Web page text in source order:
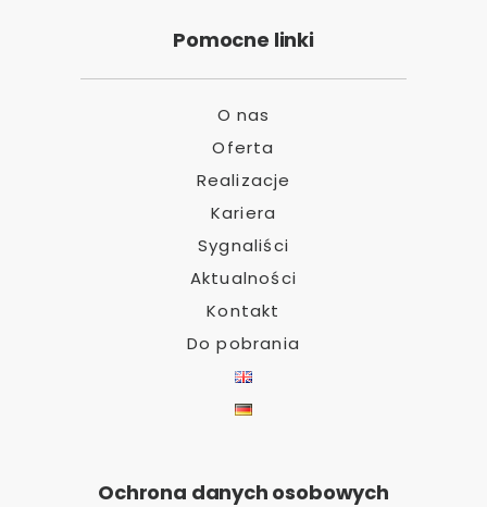
Pomocne linki
O nas
Oferta
Realizacje
Kariera
Sygnaliści
Aktualności
Kontakt
Do pobrania
Ochrona danych osobowych